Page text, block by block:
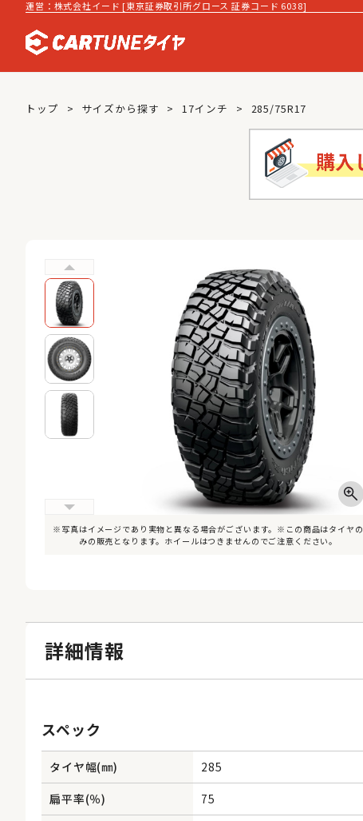
運営：株式会社イード [東京証券取引所グロース 証券コード 6038]
トップ サイズから探す 17インチ 285/75R17
※写真はイメージであり実物と異なる場合がございます。※この商品はタイヤの
みの販売となります。ホイールはつきませんのでご注意ください。
詳細情報
スペック
タイヤ幅(㎜)
285
扁平率(％)
75